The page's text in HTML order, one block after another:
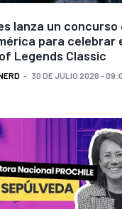
lanza un
para celebrar
Legends Classic
30 DE JULIO 2026 -